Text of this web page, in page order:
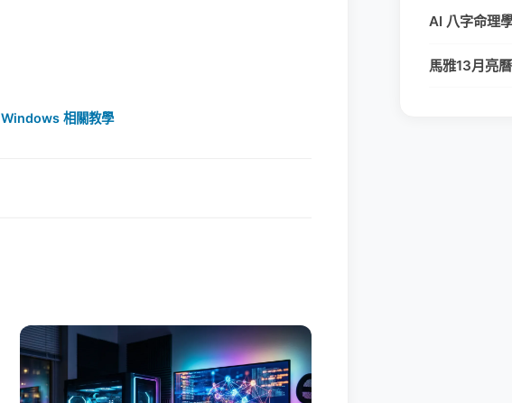
Windows 相關教學
AI 八字命理
馬雅13月亮